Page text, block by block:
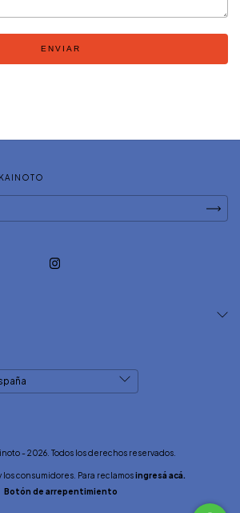
ENVIAR
- 2026. Todos los derechos reservados.
los consumidores. Para reclamosingresá acá.
Botón de arrepentimiento